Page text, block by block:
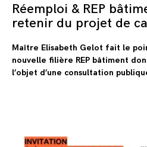
Réemploi & REP
retenir du projet de
Maître Elisabeth Gelot fait le
nouvelle filière REP bâtiment
l’objet d’une consultation